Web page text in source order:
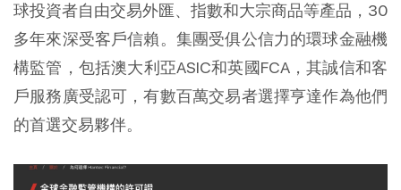
球投資者自由交易外匯、指數和大宗商品等產品，30
多年來深受客戶信賴。集團受俱公信力的環球金融機
構監管，包括澳大利亞ASIC和英國FCA，其誠信和客
戶服務廣受認可，有數百萬交易者選擇亨達作為他們
的首選交易夥伴。